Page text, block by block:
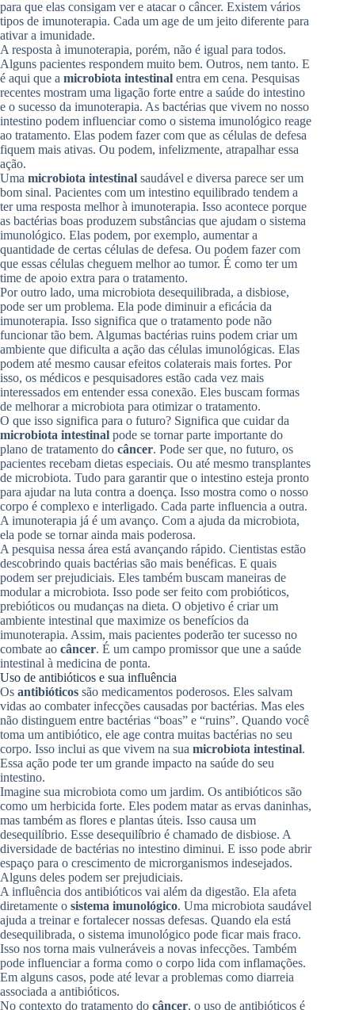
para que elas consigam ver e atacar o câncer. Existem vários
tipos de imunoterapia. Cada um age de um jeito diferente para
ativar a imunidade.
A resposta à imunoterapia, porém, não é igual para todos.
Alguns pacientes respondem muito bem. Outros, nem tanto. E
é aqui que a microbiota intestinal entra em cena. Pesquisas
recentes mostram uma ligação forte entre a saúde do intestino
e o sucesso da imunoterapia. As bactérias que vivem no nosso
intestino podem influenciar como o sistema imunológico reage
ao tratamento. Elas podem fazer com que as células de defesa
fiquem mais ativas. Ou podem, infelizmente, atrapalhar essa
ação.
Uma microbiota intestinal saudável e diversa parece ser um
bom sinal. Pacientes com um intestino equilibrado tendem a
ter uma resposta melhor à imunoterapia. Isso acontece porque
as bactérias boas produzem substâncias que ajudam o sistema
imunológico. Elas podem, por exemplo, aumentar a
quantidade de certas células de defesa. Ou podem fazer com
que essas células cheguem melhor ao tumor. É como ter um
time de apoio extra para o tratamento.
Por outro lado, uma microbiota desequilibrada, a disbiose,
pode ser um problema. Ela pode diminuir a eficácia da
imunoterapia. Isso significa que o tratamento pode não
funcionar tão bem. Algumas bactérias ruins podem criar um
ambiente que dificulta a ação das células imunológicas. Elas
podem até mesmo causar efeitos colaterais mais fortes. Por
isso, os médicos e pesquisadores estão cada vez mais
interessados em entender essa conexão. Eles buscam formas
de melhorar a microbiota para otimizar o tratamento.
O que isso significa para o futuro? Significa que cuidar da
microbiota intestinal pode se tornar parte importante do
plano de tratamento do câncer. Pode ser que, no futuro, os
pacientes recebam dietas especiais. Ou até mesmo transplantes
de microbiota. Tudo para garantir que o intestino esteja pronto
para ajudar na luta contra a doença. Isso mostra como o nosso
corpo é complexo e interligado. Cada parte influencia a outra.
A imunoterapia já é um avanço. Com a ajuda da microbiota,
ela pode se tornar ainda mais poderosa.
A pesquisa nessa área está avançando rápido. Cientistas estão
descobrindo quais bactérias são mais benéficas. E quais
podem ser prejudiciais. Eles também buscam maneiras de
modular a microbiota. Isso pode ser feito com probióticos,
prebióticos ou mudanças na dieta. O objetivo é criar um
ambiente intestinal que maximize os benefícios da
imunoterapia. Assim, mais pacientes poderão ter sucesso no
combate ao câncer. É um campo promissor que une a saúde
intestinal à medicina de ponta.
Uso de antibióticos e sua influência
Os antibióticos são medicamentos poderosos. Eles salvam
vidas ao combater infecções causadas por bactérias. Mas eles
não distinguem entre bactérias “boas” e “ruins”. Quando você
toma um antibiótico, ele age contra muitas bactérias no seu
corpo. Isso inclui as que vivem na sua microbiota intestinal.
Essa ação pode ter um grande impacto na saúde do seu
intestino.
Imagine sua microbiota como um jardim. Os antibióticos são
como um herbicida forte. Eles podem matar as ervas daninhas,
mas também as flores e plantas úteis. Isso causa um
desequilíbrio. Esse desequilíbrio é chamado de disbiose. A
diversidade de bactérias no intestino diminui. E isso pode abrir
espaço para o crescimento de microrganismos indesejados.
Alguns deles podem ser prejudiciais.
A influência dos antibióticos vai além da digestão. Ela afeta
diretamente o sistema imunológico. Uma microbiota saudável
ajuda a treinar e fortalecer nossas defesas. Quando ela está
desequilibrada, o sistema imunológico pode ficar mais fraco.
Isso nos torna mais vulneráveis a novas infecções. Também
pode influenciar a forma como o corpo lida com inflamações.
Em alguns casos, pode até levar a problemas como diarreia
associada a antibióticos.
No contexto do tratamento do câncer, o uso de antibióticos é